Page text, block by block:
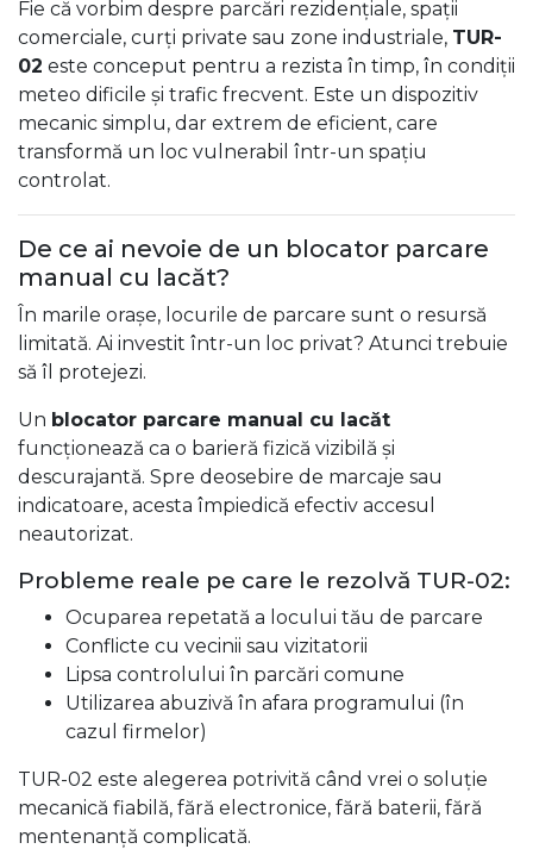
Fie că vorbim despre parcări rezidențiale, spații
comerciale, curți private sau zone industriale, TUR-
02 este conceput pentru a rezista în timp, în condiții
meteo dificile și trafic frecvent. Este un dispozitiv
mecanic simplu, dar extrem de eficient, care
transformă un loc vulnerabil într-un spațiu
controlat.
De ce ai nevoie de un blocator parcare
manual cu lacăt?
În marile orașe, locurile de parcare sunt o resursă
limitată. Ai investit într-un loc privat? Atunci trebuie
să îl protejezi.
Un blocator parcare manual cu lacăt
funcționează ca o barieră fizică vizibilă și
descurajantă. Spre deosebire de marcaje sau
indicatoare, acesta împiedică efectiv accesul
neautorizat.
Probleme reale pe care le rezolvă TUR-02:
Ocuparea repetată a locului tău de parcare
Conflicte cu vecinii sau vizitatorii
Lipsa controlului în parcări comune
Utilizarea abuzivă în afara programului (în
cazul firmelor)
TUR-02 este alegerea potrivită când vrei o soluție
mecanică fiabilă, fără electronice, fără baterii, fără
mentenanță complicată.